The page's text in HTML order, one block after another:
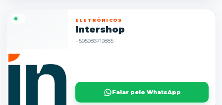
ELETRÔNICOS
Intershop
+595986719885
Falar pelo WhatsApp